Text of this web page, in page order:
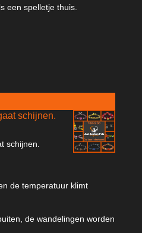
een spelletje thuis.
schijnen.
schijnen.
de temperatuur klimt
de wandelingen worden